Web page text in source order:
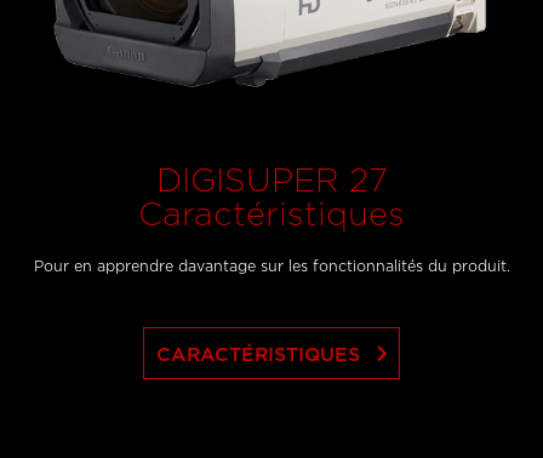
DIGISUPER 27
Caractéristiques
Pour en apprendre davantage sur les fonctionnalités du produit.
CARACTÉRISTIQUES keyboard_arrow_right